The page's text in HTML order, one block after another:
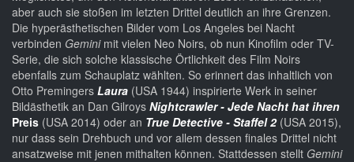
aber auch sie stoßen im letzten Drittel deutlich an ihre Grenzen.
Die hyperästhetischen Bilder vom Los Angeles bei Nacht
verbinden Geminimit vielen Neo Noirs, ob nun Kinofilm oder TV-
Serie, die sich solche klassische Örtlichkeit des Film Noirs
ebenfalls zum Schauplatz wählten. So erinnert das inhaltlich von
Otto Premingers Laura (USA 1944) inspirierte Werk in seiner
Bildästhetik an Dan Gilroys Nightcrawler - Jede Nacht hat ihren
Preis (USA 2014) oder an True Detective - Staffel 2(USA 2015),
nur dass sein Drehbuch und vor allem dessen finales Drittel nicht
ansatzweise mit jenen mithalten können. Stattdessen stellt Gemini